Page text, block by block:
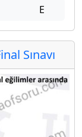
E
Sınavı